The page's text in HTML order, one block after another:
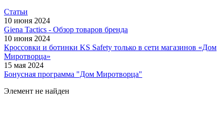
Статьи
10 июня 2024
Giena Tactics - Обзор товаров бренда
10 июня 2024
Кроссовки и ботинки KS Safety только в сети магазинов «Дом
Миротворца»
15 мая 2024
Бонусная программа "Дом Миротворца"
Элемент не найден